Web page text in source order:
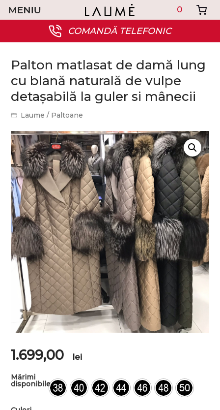
COMANDĂ TELEFONIC
0
Palton matlasat de damă lung
cu blană naturală de vulpe
detașabilă la guler si mânecii
Laume / Paltoane
1.699,00 lei
Mărimi
disponibile